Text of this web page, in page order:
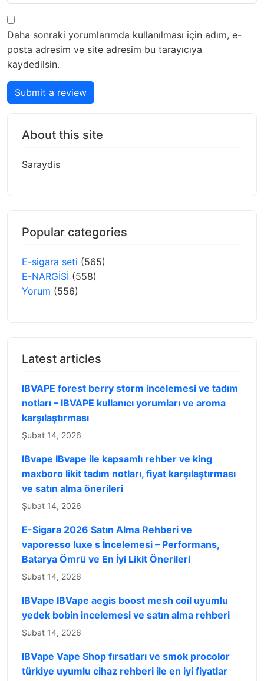
Daha sonraki yorumlarımda kullanılması için adım, e-
posta adresim ve site adresim bu tarayıcıya
kaydedilsin.
Submit a review
About this site
Saraydis
Popular categories
E-sigara seti (565)
E-NARGİSİ (558)
Yorum (556)
Latest articles
IBVAPE forest berry storm incelemesi ve tadım
notları – IBVAPE kullanıcı yorumları ve aroma
karşılaştırması
Şubat 14, 2026
IBvape IBvape ile kapsamlı rehber ve king
maxboro likit tadım notları, fiyat karşılaştırması
ve satın alma önerileri
Şubat 14, 2026
E-Sigara 2026 Satın Alma Rehberi ve
vaporesso luxe s İncelemesi – Performans,
Batarya Ömrü ve En İyi Likit Önerileri
Şubat 14, 2026
IBVape IBVape aegis boost mesh coil uyumlu
yedek bobin incelemesi ve satın alma rehberi
Şubat 14, 2026
IBVape Vape Shop fırsatları ve smok procolor
türkiye uyumlu cihaz rehberi ile en iyi fiyatlar